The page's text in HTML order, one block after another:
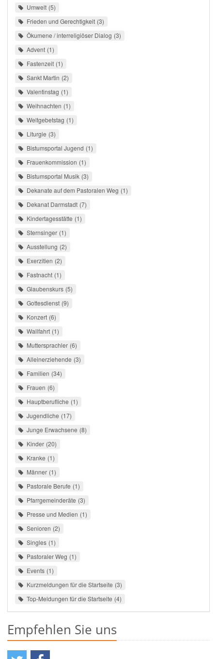
Umwelt 5
Frieden und Gerechtigkeit 3
Ökumene / interreligiöser Dialog 3
Advent 1
Fastenzeit 1
Sankt Martin 2
Valentinstag 1
Weihnachten 1
Weltgebetstag 1
Liturgie 3
Bistumsportal Jugend 1
Frauenkommission 1
Bistumsportal Musik 3
Dekanate auf dem Pastoralen Weg 1
Dekanat Darmstadt 7
Kindertagesstätte 1
Sternsinger 1
Ausstellung 2
Exerzitien 2
Fastnacht 1
Glaubenskurs 5
Gottesdienst 9
Konzert 6
Wallfahrt 1
Muttersprachler 6
Alleinerziehende 3
Familien 34
Frauen 6
Hauptberufliche 1
Jugendliche 17
Junge Erwachsene 8
Kinder 20
Kranke 1
Männer 1
Pastorale Berufe 1
Pfarrgemeinderäte 3
Presse und Medien 1
Senioren 2
Singles 1
Pastoraler Weg 1
Events 1
Kurzmeldungen für die Startseite 3
Top-Meldungen für die Startseite 4
Empfehlen Sie uns